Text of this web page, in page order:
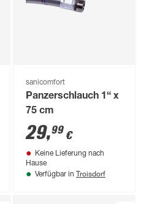
sanicomfort
Panzerschlauch 1“ x
75 cm
29,99 €
Keine Lieferung nach
Hause
Verfügbar in Troisdorf